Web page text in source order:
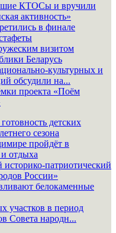
КТОСы и вручили
активность»
в финале
визитом
Беларусь
культурных и
обсудили на...
проекта «Поём
детских
сезона
пройдёт в
отдыха
патриотический
России»
белокаменные
участков в период
Совета народн...